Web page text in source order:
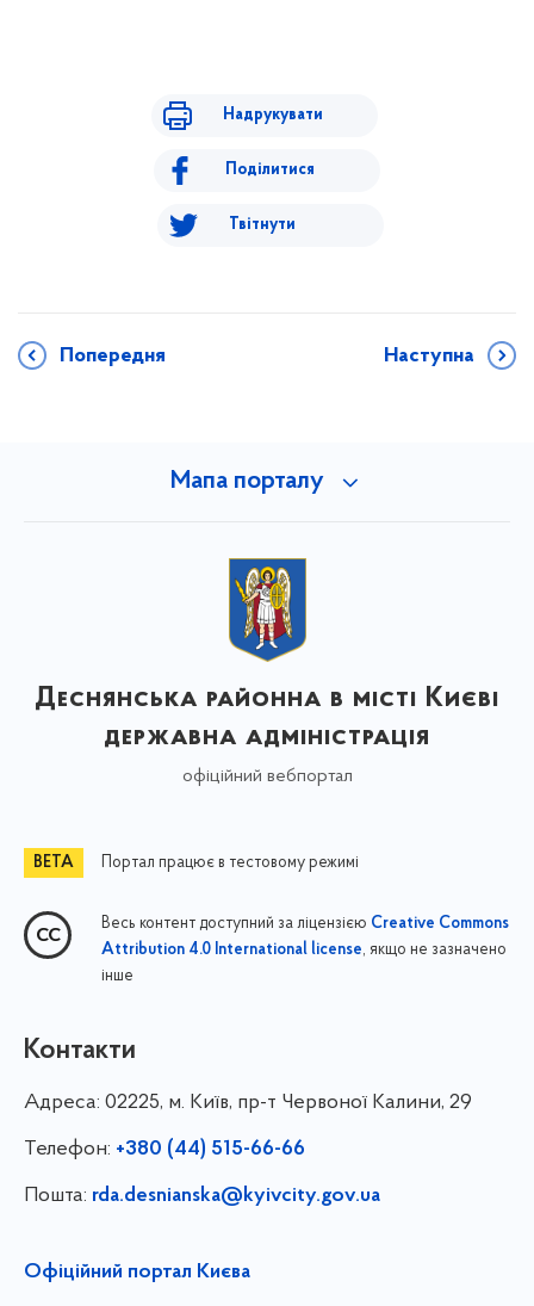
Надрукувати
Поділитися
Твітнути
Попередня Наступна
Мапа порталу
Деснянська районна в місті Києві
державна адміністрація
офіційний вебпортал
Портал працює в тестовому режимі
Весь контент доступний за ліцензією Creative Commons
Attribution 4.0 International license, якщо не зазначено
інше
Контакти
Адреса: 02225, м. Київ, пр-т Червоної Калини, 29
Телефон: +380 (44) 515-66-66
Пошта: rda.desnianska@kyivcity.gov.ua
Офіційний портал Києва